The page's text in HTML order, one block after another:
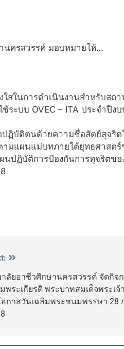
นครสวรรค์ มอบหมายให้…
สในการดำเนินงานสำหรับสถ
ระบบ OVEC – ITA ประจำปีง
ปฏิบัติตนด้วยความชื่อสัตย์สุจริ
มแผนแม่บทภายใต้ยุทธศาสตร์
นปฏิบัติการป้องกันการทุจริตขอ
ลัยอาชีวศึกษานครสวรรค์ จัดกิจ
พระเกียรติ พระบาทสมเด็จพระเจ้
กาสวันเฉลิมพระชนมพรรษา 28